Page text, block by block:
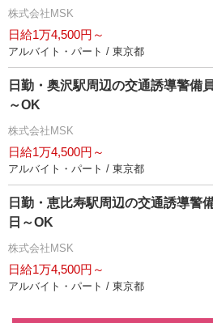
株式会社MSK
日給1万4,500円～
アルバイト・パート / 東京都
日勤・奥沢駅周辺の交通誘導警備
～OK
株式会社MSK
日給1万4,500円～
アルバイト・パート / 東京都
日勤・恵比寿駅周辺の交通誘導警
日～OK
株式会社MSK
日給1万4,500円～
アルバイト・パート / 東京都